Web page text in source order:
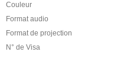
Couleur
Format audio
Format de projection
N° de Visa